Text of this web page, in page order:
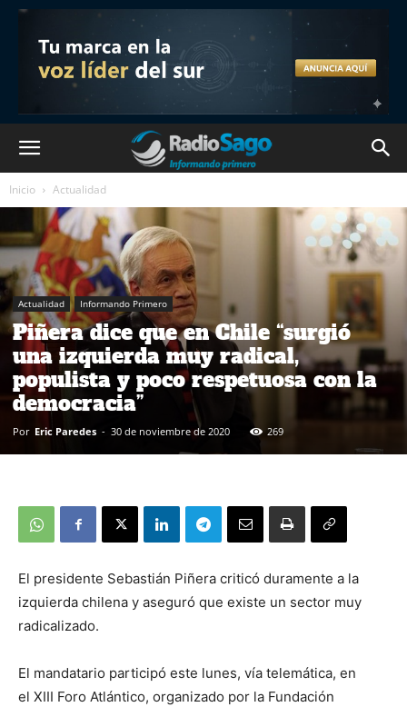
Inicio Actualidad
Actualidad Informando Primero
Piñera dice que en Chile “surgió
una izquierda muy radical,
populista y poco respetuosa con la
democracia”
Por Eric Paredes - 30 de noviembre de 2020 269
El presidente Sebastián Piñera criticó duramente a la
izquierda chilena y aseguró que existe un sector muy
radicalizado.
El mandatario participó este lunes, vía telemática, en
el XIII Foro Atlántico, organizado por la Fundación